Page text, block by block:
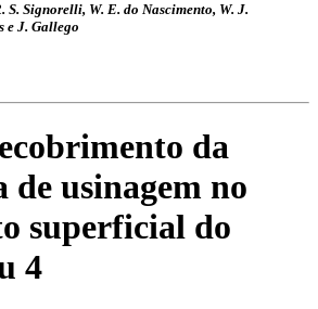
S. Signorelli, W. E. do Nascimento, W. J.
e J. Gallego
da
usinagem no
superficial do
4